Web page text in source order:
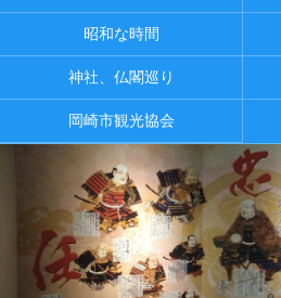
昭和な時間
神社、仏閣巡り
岡崎市観光協会